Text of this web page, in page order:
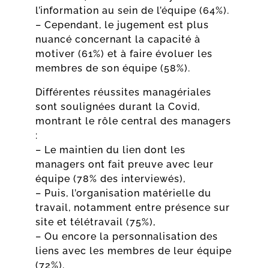
l’information au sein de l’équipe (64%).
– Cependant, le jugement est plus
nuancé concernant la capacité à
motiver (61%) et à faire évoluer les
membres de son équipe (58%).
Différentes réussites managériales
sont soulignées durant la Covid,
montrant le rôle central des managers
:
– Le maintien du lien dont les
managers ont fait preuve avec leur
équipe (78% des interviewés),
– Puis, l’organisation matérielle du
travail, notamment entre présence sur
site et télétravail (75%),
– Ou encore la personnalisation des
liens avec les membres de leur équipe
(72%).